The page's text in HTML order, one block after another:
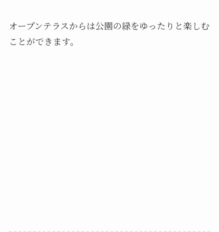
オープンテラスからは公園の緑をゆったりと楽しむ
ことができます。